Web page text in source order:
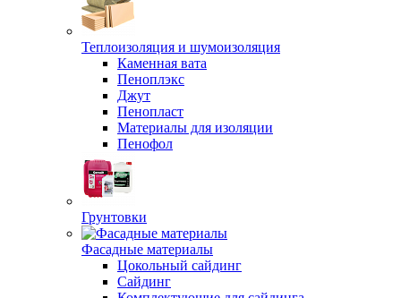
Теплоизоляция и шумоизоляция
Каменная вата
Пеноплэкс
Джут
Пенопласт
Материалы для изоляции
Пенофол
Грунтовки
Фасадные материалы
Цокольный сайдинг
Сайдинг